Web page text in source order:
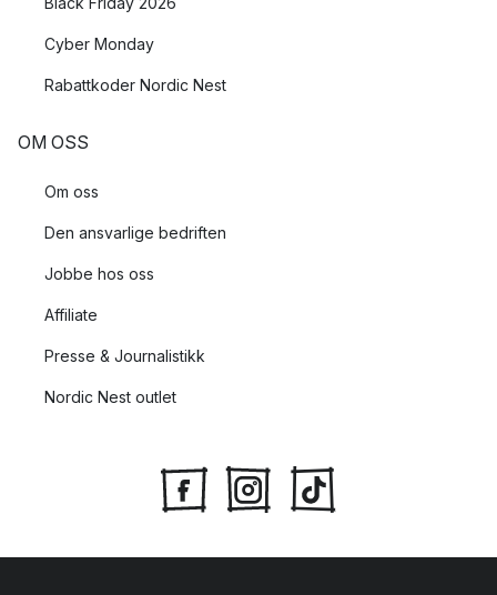
Cyber Monday
Rabattkoder Nordic Nest
OM OSS
Om oss
Den ansvarlige bedriften
Jobbe hos oss
Affiliate
Presse & Journalistikk
Nordic Nest outlet